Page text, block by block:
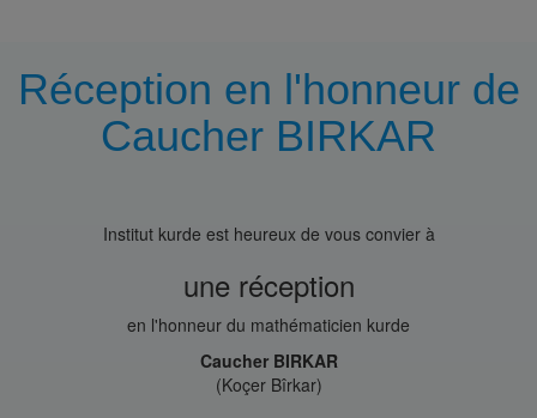
Réception en l'honneur de
Caucher BIRKAR
Institut kurde est heureux de vous convier à
une réception
en l'honneur du mathématicien kurde
Caucher BIRKAR
(Koçer Bîrkar)